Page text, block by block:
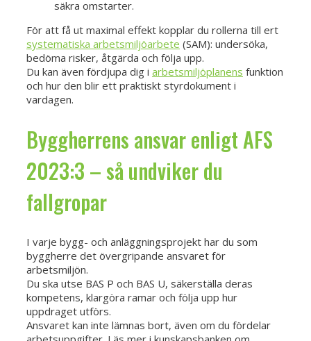
säkra omstarter.
För att få ut maximal effekt kopplar du rollerna till ert
systematiska arbetsmiljöarbete (SAM): undersöka,
bedöma risker, åtgärda och följa upp.
Du kan även fördjupa dig i arbetsmiljöplanens funktion
och hur den blir ett praktiskt styrdokument i
vardagen.
Byggherrens ansvar enligt AFS
2023:3 – så undviker du
fallgropar
I varje bygg- och anläggningsprojekt har du som
byggherre det övergripande ansvaret för
arbetsmiljön.
Du ska utse BAS P och BAS U, säkerställa deras
kompetens, klargöra ramar och följa upp hur
uppdraget utförs.
Ansvaret kan inte lämnas bort, även om du fördelar